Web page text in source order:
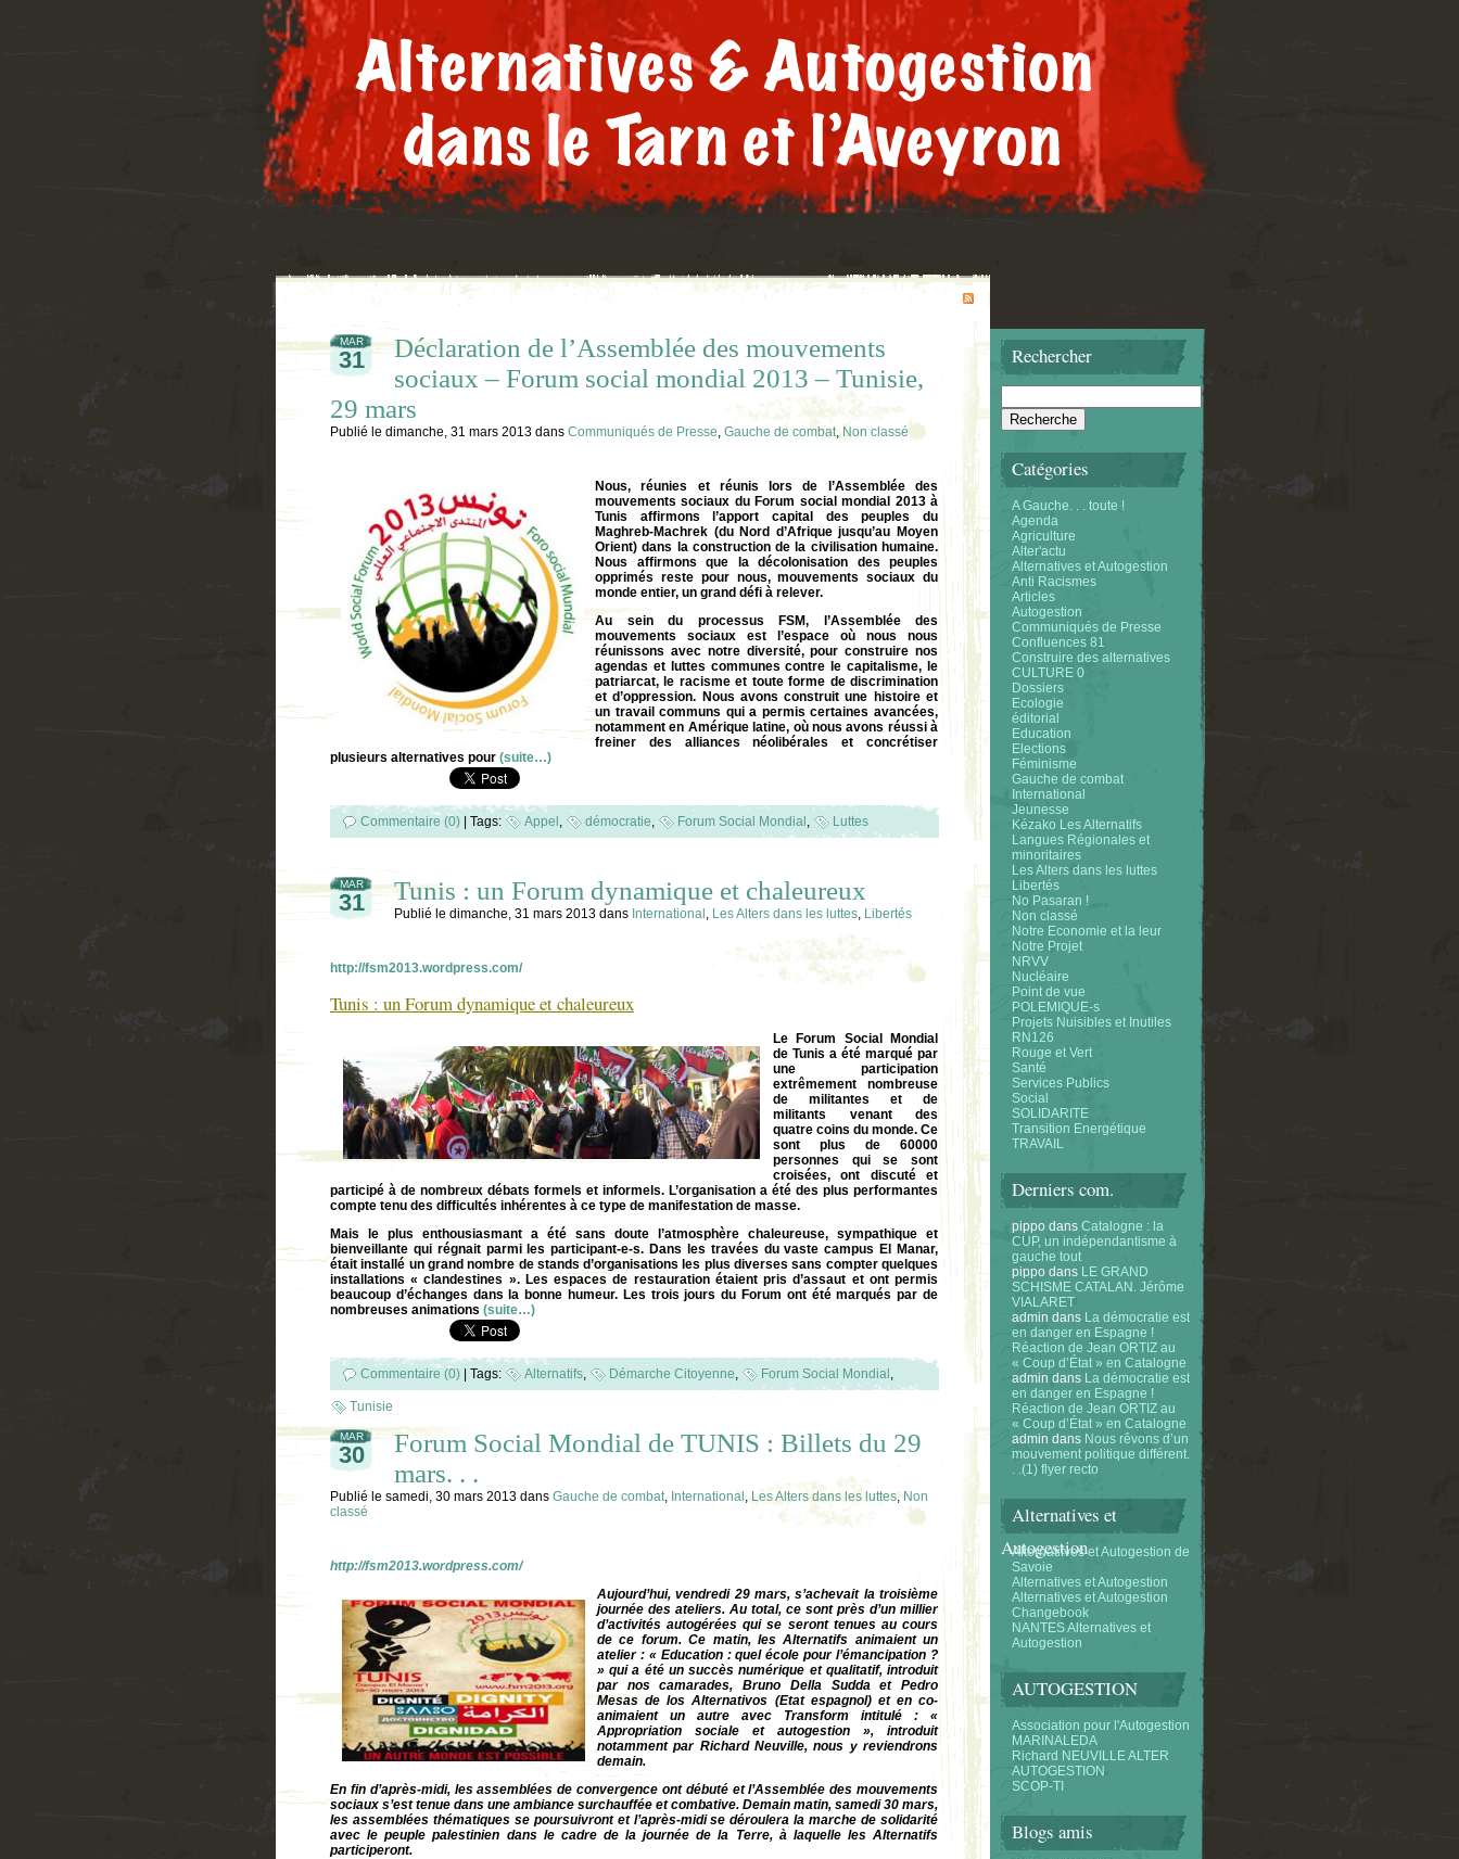
MAR
31
Déclaration de l’Assemblée des mouvements
sociaux – Forum social mondial 2013 – Tunisie,
29 mars
Publié le dimanche, 31 mars 2013 dans Communiqués de Presse, Gauche de combat, Non classé
Nous, réunies et réunis lors de l’Assemblée des
mouvements sociaux du Forum social mondial 2013 à
Tunis affirmons l’apport capital des peuples du
Maghreb-Machrek (du Nord d’Afrique jusqu’au Moyen
Orient) dans la construction de la civilisation humaine.
Nous affirmons que la décolonisation des peuples
opprimés reste pour nous, mouvements sociaux du
monde entier, un grand défi à relever.
Au sein du processus FSM, l’Assemblée des
mouvements sociaux est l’espace où nous nous
réunissons avec notre diversité, pour construire nos
agendas et luttes communes contre le capitalisme, le
patriarcat, le racisme et toute forme de discrimination
et d’oppression. Nous avons construit une histoire et
un travail communs qui a permis certaines avancées,
notamment en Amérique latine, où nous avons réussi à
freiner des alliances néolibérales et concrétiser
plusieurs alternatives pour (suite…)
Commentaire (0) Tags: Appel , démocratie, Forum Social Mondial , Luttes
MAR
31 Tunis : un Forum dynamique et chaleureux
Publié le dimanche, 31 mars 2013 dans International , Les Alters dans les luttes, Libertés
http://fsm2013.wordpress.com/
Tunis : un Forum dynamique et chaleureux
Le Forum Social Mondial
de Tunis a été marqué par
une participation
extrêmement nombreuse
de militantes et de
militants venant des
quatre coins du monde. Ce
sont plus de 60000
personnes qui se sont
croisées, ont discuté et
participé à de nombreux débats formels et informels. L’organisation a été des plus performantes
compte tenu des difficultés inhérentes à ce type de manifestation de masse.
Mais le plus enthousiasmant a été sans doute l’atmosphère chaleureuse, sympathique et
bienveillante qui régnait parmi les participant-e-s. Dans les travées du vaste campus El Manar,
était installé un grand nombre de stands d’organisations les plus diverses sans compter quelques
installations « clandestines ». Les espaces de restauration étaient pris d’assaut et ont permis
beaucoup d’échanges dans la bonne humeur. Les trois jours du Forum ont été marqués par de
nombreuses animations (suite…)
Commentaire (0) | Tags: Alternatifs, Démarche Citoyenne, Forum Social Mondial,
Tunisie
MAR
30
Forum Social Mondial de TUNIS : Billets du 29
mars. . .
Publié le samedi, 30 mars 2013 dans Gauche de combat, International,Les Alters dans les luttes,Non
classé
http://fsm2013.wordpress.com/
Aujourd’hui, vendredi 29 mars, s’achevait la troisième
journée des ateliers. Au total, ce sont près d’un millier
d’activités autogérées qui se seront tenues au cours
de ce forum. Ce matin, les Alternatifs animaient un
atelier : « Education : quel école pour l’émancipation ?
» qui a été un succès numérique et qualitatif, introduit
par nos camarades, Bruno Della Sudda et Pedro
Mesas de los Alternativos (Etat espagnol) et en co-
animaient un autre avec Transform intitulé : «
Appropriation sociale et autogestion », introduit
notamment par Richard Neuville, nous y reviendrons
demain.
En fin d’après-midi, les assemblées de convergence ont débuté et l’Assemblée des mouvements
sociaux s’est tenue dans une ambiance surchauffée et combative. Demain matin, samedi 30 mars,
les assemblées thématiques se poursuivront et l’après-midi se déroulera la marche de solidarité
avec le peuple palestinien dans le cadre de la journée de la Terre, à laquelle les Alternatifs
participeront.
Rechercher
Catégories
A Gauche. . . toute !
Agenda
Agriculture
Alter'actu
Alternatives et Autogestion
Anti Racismes
Articles
Autogestion
Communiqués de Presse
Confluences 81
Construire des alternatives
CULTURE 0
Dossiers
Ecologie
éditorial
Education
Elections
Féminisme
Gauche de combat
International
Jeunesse
Kézako Les Alternatifs
Langues Régionales et
minoritaires
Les Alters dans les luttes
Libertés
No Pasaran !
Non classé
Notre Economie et la leur
Notre Projet
NRVV
Nucléaire
Point de vue
POLEMIQUE-s
Projets Nuisibles et Inutiles
RN126
Rouge et Vert
Santé
Services Publics
Social
SOLIDARITE
Transition Energétique
TRAVAIL
Derniers com.
pippo dans Catalogne : la
CUP, un indépendantisme à
gauche tout
pippo dans LE GRAND
SCHISME CATALAN. Jérôme
VIALARET
admin dans La démocratie est
en danger en Espagne !
Réaction de Jean ORTIZ au
« Coup d’État » en Catalogne
admin dans La démocratie est
en danger en Espagne !
Réaction de Jean ORTIZ au
« Coup d’État » en Catalogne
admin dans Nous rêvons d’un
mouvement politique différent.
. .(1) flyer recto
Alternatives et
Autogestion
Alternatifves et Autogestion de
Savoie
Alternatives et Autogestion
Alternatives et Autogestion
Changebook
NANTES Alternatives et
Autogestion
AUTOGESTION
Association pour l'Autogestion
MARINALEDA
Richard NEUVILLE ALTER
AUTOGESTION
SCOP-TI
Blogs amis